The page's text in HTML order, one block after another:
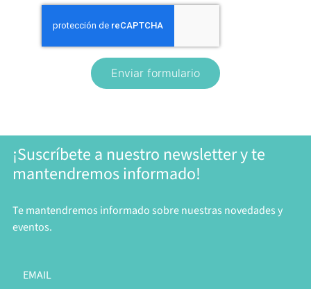
Enviar formulario
¡Suscríbete a nuestro newsletter y te
mantendremos informado!
Te mantendremos informado sobre nuestras novedades y
eventos.